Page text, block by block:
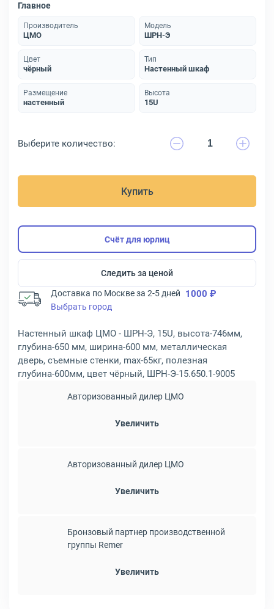
Главное
Производитель
ЦМО
Модель
ШРН-Э
Цвет
чёрный
Тип
Настенный шкаф
Размещение
настенный
Высота
15U
Выберите количество:
Купить
Счёт для юрлиц
Следить за ценой
Доставка по Москве за 2-5 дней 1000 ₽
Выбрать город
Настенный шкаф ЦМО - ШРН-Э, 15U, высота-746мм,
глубина-650 мм, ширина-600 мм, металлическая
дверь, съемные стенки, max-65кг, полезная
глубина-600мм, цвет чёрный, ШРН-Э-15.650.1-9005
Авторизованный дилер ЦМО
Увеличить
Авторизованный дилер ЦМО
Увеличить
Бронзовый партнер производственной
группы Remer
Увеличить